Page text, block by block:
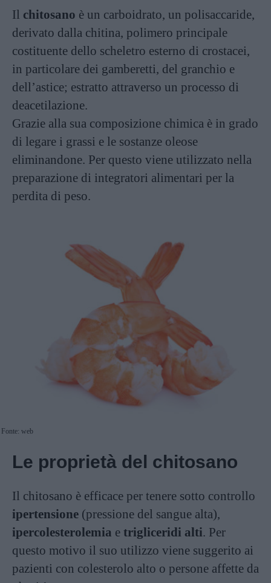
Il chitosano è un carboidrato, un polisaccaride,
derivato dalla chitina, polimero principale
costituente dello scheletro esterno di crostacei,
in particolare dei gamberetti, del granchio e
dell’astice; estratto attraverso un processo di
deacetilazione.
Grazie alla sua composizione chimica è in grado
di legare i grassi e le sostanze oleose
eliminandone. Per questo viene utilizzato nella
preparazione di integratori alimentari per la
perdita di peso.
Fonte: web
Le proprietà del chitosano
Il chitosano è efficace per tenere sotto controllo
ipertensione (pressione del sangue alta),
ipercolesterolemia e trigliceridi alti. Per
questo motivo il suo utilizzo viene suggerito ai
pazienti con colesterolo alto o persone affette da